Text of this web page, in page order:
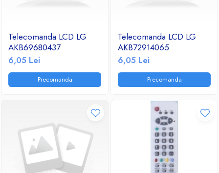
Telecomanda LCD LG
AKB69680437
6,05 Lei
Precomanda
Telecomanda LCD LG
AKB72914065
6,05 Lei
Precomanda